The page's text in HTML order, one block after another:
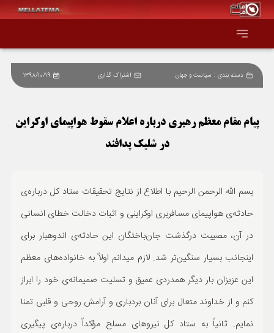
صفحه اصلی
همه عناوین
اقتصاد
سیاست و جهان
جامعه و فرهنگ
ورزشی
دسته بندی : سیاست و جهان اشتراک گذاری 1398/10/19
پیام مقام معظم رهبری درباره اعلام سقوط هواپیمای اوکراین
در شلیک پدافند
بسم الله الرحمن الرحیم با اطلاع از نتایج تحقیقات ستاد کل درباره‌ی
حادثه‌ی هواپیمای مسافربری اوکراینی و اثبات دخالت خطای انسانی
در آن، مصیبت درگذشت جان‌باختگان این حادثه‌ی اندوهبار برای
اینجانب بسیار سنگین‌تر شد. لازم میدانم اولاً به خانواده‌های معظم
این عزیزان بار دیگر همدردی عمیق و تسلیت صمیمانه‌ی خود را ابراز
کنم و از خداوند متعال برای آنان بردباری و آرامش روحی و قلبی تمنا
نمایم. ثانیاً به ستاد کل نیروهای مسلح مؤکداً درباره‌ی پیگیری